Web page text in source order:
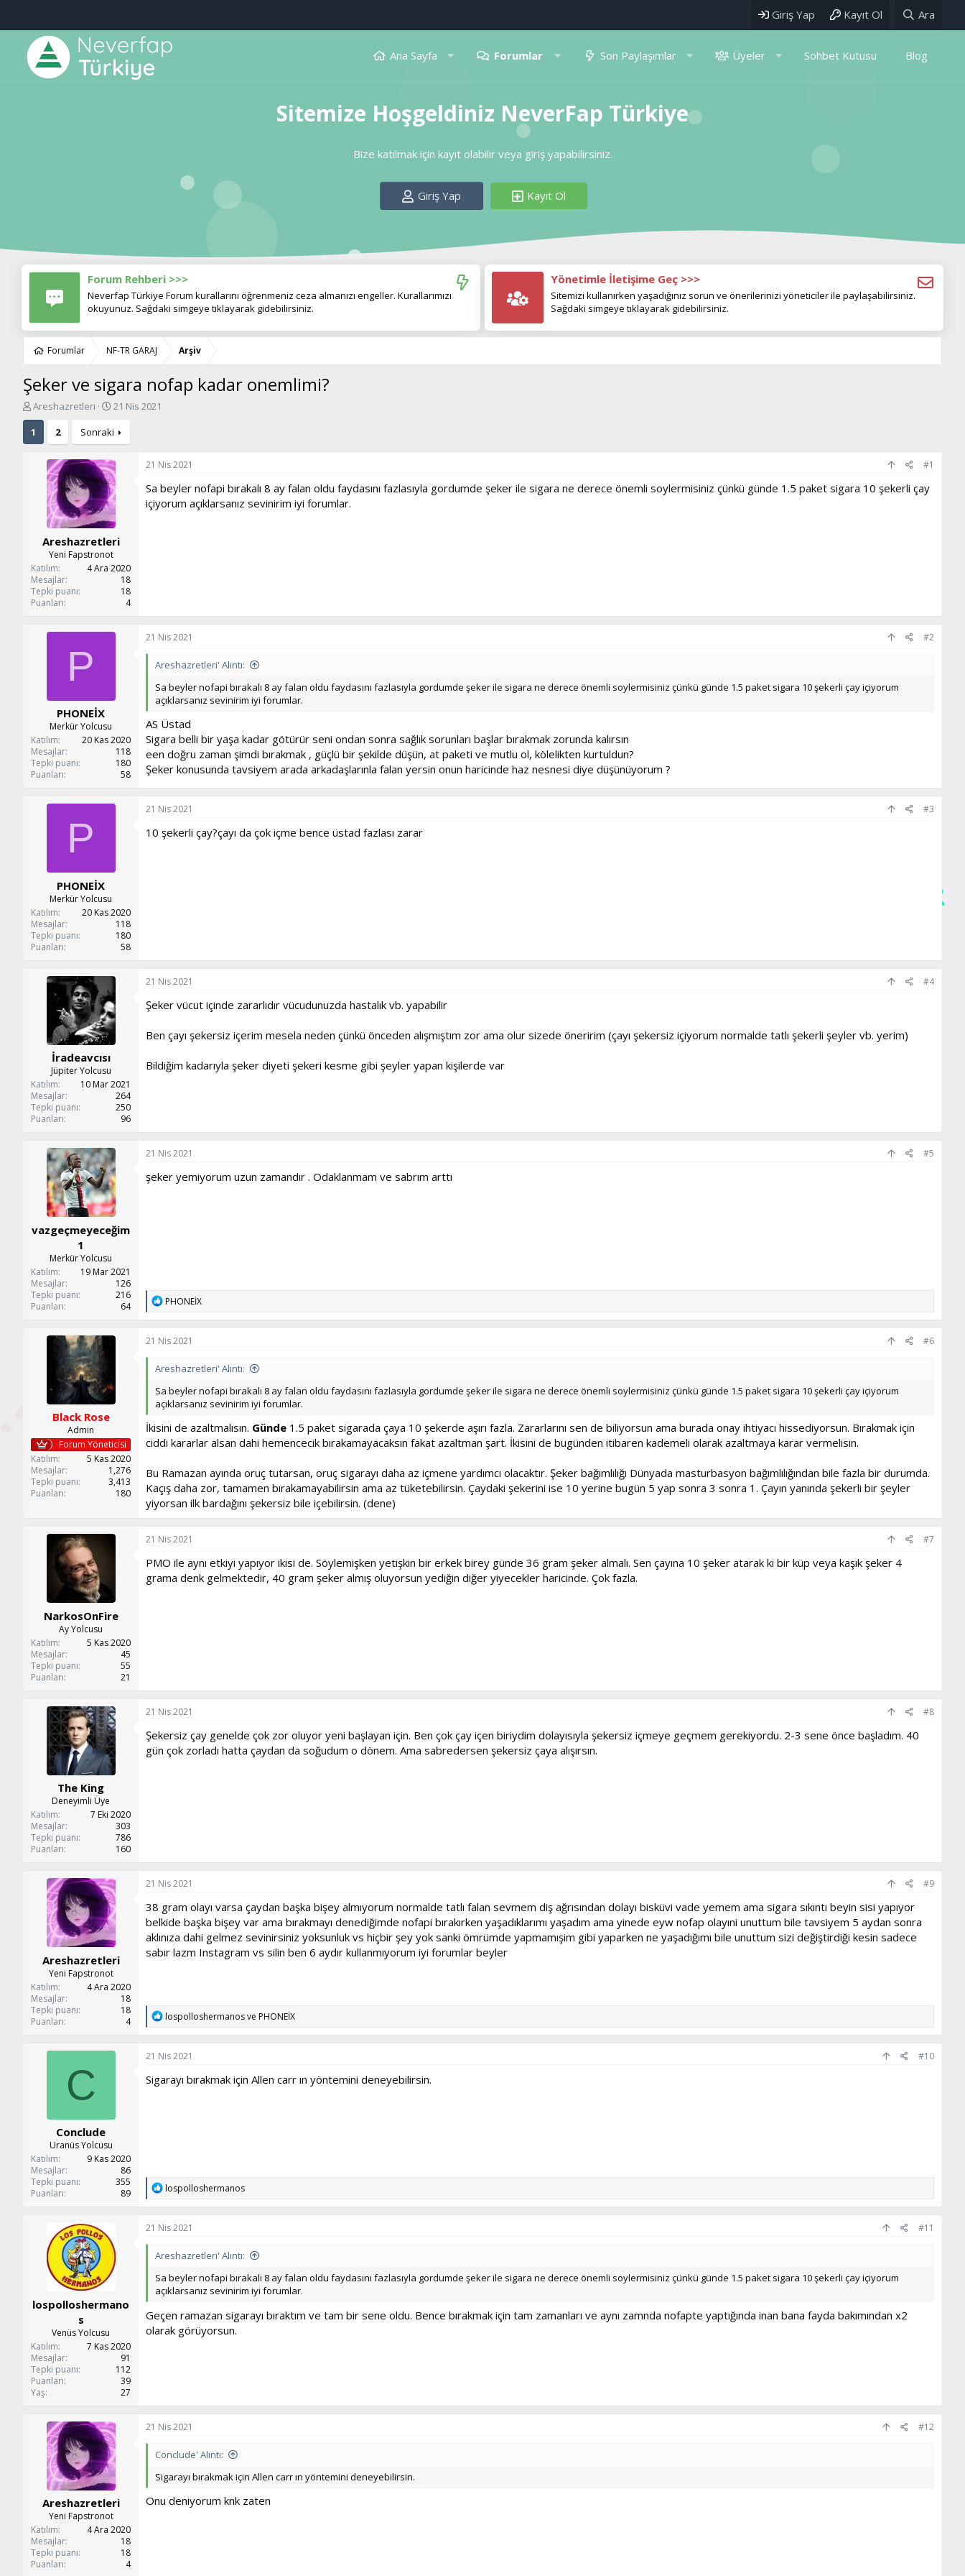
Giriş Yap Kayıt Ol Ara
Ana Sayfa Forumlar Son Paylaşımlar Üyeler Sohbet Kutusu Blog
Sitemize Hoşgeldiniz NeverFap Türkiye
Bize katılmak için kayıt olabilir veya giriş yapabilirsiniz.
Giriş Yap Kayıt Ol
Forum Rehberi >>>
Neverfap Türkiye Forum kurallarını öğrenmeniz ceza almanızı engeller. Kurallarımızı
okuyunuz. Sağdaki simgeye tıklayarak gidebilirsiniz.
Yönetimle İletişime Geç >>>
Sitemizi kullanırken yaşadığınız sorun ve önerilerinizi yöneticiler ile paylaşabilirsiniz.
Sağdaki simgeye tıklayarak gidebilirsiniz.
Forumlar NF-TR GARAJ Arşiv
Şeker ve sigara nofap kadar onemlimi?
K
o
n
u
n
Areshazretleri
B
ş
l
a
n
g
ı
ç
t
a
r
i
h
21 Nis 2021
1
2 Sonraki
Areshazretleri
Yeni Fapstronot
Katılım
4 Ara 2020
Mesajlar
18
Tepki puanı
18
Puanları
4
21 Nis 2021 #1
Sa beyler nofapi bırakalı 8 ay falan oldu faydasını fazlasıyla gordumde şeker ile sigara ne derece önemli soylermisiniz çünkü günde 1.5 paket sigara 10 şekerli çay
içiyorum açıklarsanız sevinirim iyi forumlar.
P
PHONEİX
Merkür Yolcusu
Katılım
20 Kas 2020
Mesajlar
118
Tepki puanı
180
Puanları
58
21 Nis 2021 #2
Areshazretleri' Alıntı:
Sa beyler nofapi bırakalı 8 ay falan oldu faydasını fazlasıyla gordumde şeker ile sigara ne derece önemli soylermisiniz çünkü günde 1.5 paket sigara 10 şekerli çay içiyorum
açıklarsanız sevinirim iyi forumlar.
AS Üstad
Sigara belli bir yaşa kadar götürür seni ondan sonra sağlık sorunları başlar bırakmak zorunda kalırsın
een doğru zaman şimdi bırakmak , güçlü bir şekilde düşün, at paketi ve mutlu ol, kölelikten kurtuldun?
Şeker konusunda tavsiyem arada arkadaşlarınla falan yersin onun haricinde haz nesnesi diye düşünüyorum ?
P
PHONEİX
Merkür Yolcusu
Katılım
20 Kas 2020
Mesajlar
118
Tepki puanı
180
Puanları
58
21 Nis 2021 #3
10 şekerli çay?çayı da çok içme bence üstad fazlası zarar
İradeavcısı
Jüpiter Yolcusu
Katılım
10 Mar 2021
Mesajlar
264
Tepki puanı
250
Puanları
96
21 Nis 2021 #4
Şeker vücut içinde zararlıdır vücudunuzda hastalık vb. yapabilir
Ben çayı şekersiz içerim mesela neden çünkü önceden alışmıştım zor ama olur sizede öneririm (çayı şekersiz içiyorum normalde tatlı şekerli şeyler vb. yerim)
Bildiğim kadarıyla şeker diyeti şekeri kesme gibi şeyler yapan kişilerde var
vazgeçmeyeceğim
1
Merkür Yolcusu
Katılım
19 Mar 2021
Mesajlar
126
Tepki puanı
216
Puanları
64
21 Nis 2021 #5
şeker yemiyorum uzun zamandır . Odaklanmam ve sabrım arttı
T
p
i
e
:
PHONEİX
Black Rose
Admin
Forum Yöneticisi
Katılım
5 Kas 2020
Mesajlar
1,276
Tepki puanı
3,413
Puanları
180
21 Nis 2021 #6
Areshazretleri' Alıntı:
Sa beyler nofapi bırakalı 8 ay falan oldu faydasını fazlasıyla gordumde şeker ile sigara ne derece önemli soylermisiniz çünkü günde 1.5 paket sigara 10 şekerli çay içiyorum
açıklarsanız sevinirim iyi forumlar.
İkisini de azaltmalısın. Günde 1.5 paket sigarada çaya 10 şekerde aşırı fazla. Zararlarını sen de biliyorsun ama burada onay ihtiyacı hissediyorsun. Bırakmak için
ciddi kararlar alsan dahi hemencecik bırakamayacaksın fakat azaltman şart. İkisini de bugünden itibaren kademeli olarak azaltmaya karar vermelisin.
Bu Ramazan ayında oruç tutarsan, oruç sigarayı daha az içmene yardımcı olacaktır. Şeker bağımlılığı Dünyada masturbasyon bağımlılığından bile fazla bir durumda.
Kaçış daha zor, tamamen bırakamayabilirsin ama az tüketebilirsin. Çaydaki şekerini ise 10 yerine bugün 5 yap sonra 3 sonra 1. Çayın yanında şekerli bir şeyler
yiyorsan ilk bardağını şekersiz bile içebilirsin. (dene)
NarkosOnFire
Ay Yolcusu
Katılım
5 Kas 2020
Mesajlar
45
Tepki puanı
55
Puanları
21
21 Nis 2021 #7
PMO ile aynı etkiyi yapıyor ikisi de. Söylemişken yetişkin bir erkek birey günde 36 gram şeker almalı. Sen çayına 10 şeker atarak ki bir küp veya kaşık şeker 4
grama denk gelmektedir, 40 gram şeker almış oluyorsun yediğin diğer yiyecekler haricinde. Çok fazla.
The King
Deneyimli Üye
Katılım
7 Eki 2020
Mesajlar
303
Tepki puanı
786
Puanları
160
21 Nis 2021 #8
Şekersiz çay genelde çok zor oluyor yeni başlayan için. Ben çok çay içen biriydim dolayısıyla şekersiz içmeye geçmem gerekiyordu. 2-3 sene önce başladım. 40
gün çok zorladı hatta çaydan da soğudum o dönem. Ama sabredersen şekersiz çaya alışırsın.
Areshazretleri
Yeni Fapstronot
Katılım
4 Ara 2020
Mesajlar
18
Tepki puanı
18
Puanları
4
21 Nis 2021 #9
38 gram olayı varsa çaydan başka bişey almıyorum normalde tatlı falan sevmem diş ağrısından dolayı bisküvi vade yemem ama sigara sıkıntı beyin sisi yapıyor
belkide başka bişey var ama bırakmayı denediğimde nofapi bırakırken yaşadıklarımı yaşadım ama yinede eyw nofap olayıni unuttum bile tavsiyem 5 aydan sonra
aklınıza dahi gelmez sevinirsiniz yoksunluk vs hiçbir şey yok sanki ömrümde yapmamışim gibi yaparken ne yaşadığımı bile unuttum sizi değiştirdiği kesin sadece
sabır lazm Instagram vs silin ben 6 aydır kullanmıyorum iyi forumlar beyler
T
p
i
e
lospolloshermanosve PHONEİX
C
Conclude
Uranüs Yolcusu
Katılım
9 Kas 2020
Mesajlar
86
Tepki puanı
355
Puanları
89
21 Nis 2021 #10
Sigarayı bırakmak için Allen carr ın yöntemini deneyebilirsin.
T
p
i
e
:
lospolloshermanos
lospolloshermano
s
Venüs Yolcusu
Katılım
7 Kas 2020
Mesajlar
91
Tepki puanı
112
Puanları
39
Yaş
27
21 Nis 2021 #11
Areshazretleri' Alıntı:
Sa beyler nofapi bırakalı 8 ay falan oldu faydasını fazlasıyla gordumde şeker ile sigara ne derece önemli soylermisiniz çünkü günde 1.5 paket sigara 10 şekerli çay içiyorum
açıklarsanız sevinirim iyi forumlar.
Geçen ramazan sigarayı bıraktım ve tam bir sene oldu. Bence bırakmak için tam zamanları ve aynı zamnda nofapte yaptığında inan bana fayda bakımından x2
olarak görüyorsun.
Areshazretleri
Yeni Fapstronot
Katılım
4 Ara 2020
Mesajlar
18
Tepki puanı
18
Puanları
4
21 Nis 2021 #12
Conclude' Alıntı:
Sigarayı bırakmak için Allen carr ın yöntemini deneyebilirsin.
Onu deniyorum knk zaten